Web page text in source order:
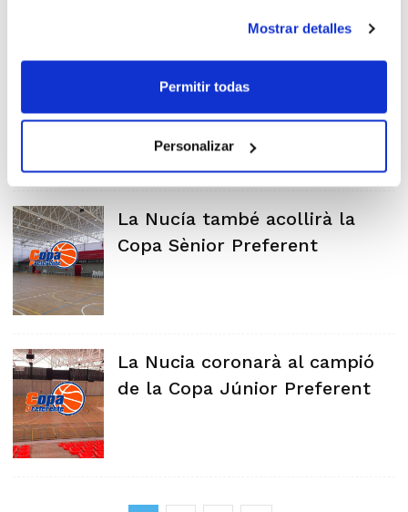
Mostrar detalles
Permitir todas
Personalizar
Les Copes Preferent es
La Nucía també acollirà la
Copa Sènior Preferent
La Nucia coronarà al campió
de la Copa Júnior Preferent